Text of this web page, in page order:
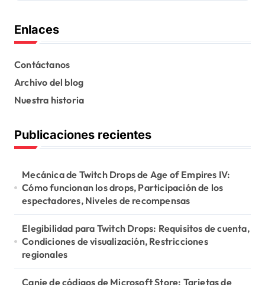
Enlaces
Contáctanos
Archivo del blog
Nuestra historia
Publicaciones recientes
Mecánica de Twitch Drops de Age of Empires IV:
Cómo funcionan los drops, Participación de los
espectadores, Niveles de recompensas
Elegibilidad para Twitch Drops: Requisitos de cuenta,
Condiciones de visualización, Restricciones
regionales
Canje de códigos de Microsoft Store: Tarjetas de